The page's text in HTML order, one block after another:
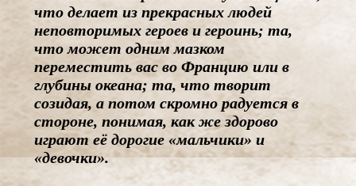
что делает из прекрасных людей
неповторимых героев и героинь; та,
что может одним мазком
переместить вас во Францию или в
глубины океана; та, что творит
созидая, а потом скромно радуется в
стороне, понимая, как же здорово
играют её дорогие «мальчики» и
«девочки».